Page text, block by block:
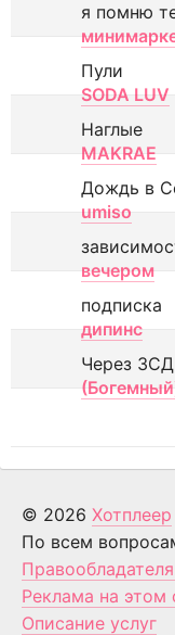
я помню
Пули
SODA LUV
Наглые
MAKRAE
Дождь в
umiso
вечером
подписка
дипинс
Через ЗСД
© 2026 Хотплеер
По всем
Реклама на этом
Описание услуг